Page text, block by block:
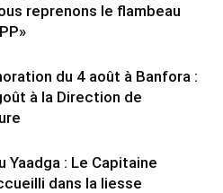
reprenons le flambeau
du 4 août à Banfora :
à la Direction de
Yaadga : Le Capitaine
dans la liesse